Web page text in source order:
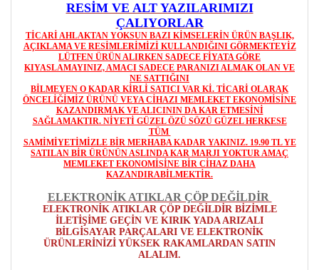
RESİM VE ALT YAZILARIMIZI
ÇALIYORLAR
TİCARİ AHLAKTAN YOKSUN BAZI KİMSELERİN ÜRÜN BAŞLIK,
AÇIKLAMA VE RESİMLERİMİZİ KULLANDIĞINI GÖRMEKTEYİZ
LÜTFEN ÜRÜN ALIRKEN SADECE FİYATA GÖRE
KIYASLAMAYINIZ, AMACI SADECE PARANIZI ALMAK OLAN VE
NE SATTIĞINI
BİLMEYEN O KADAR KİRLİ SATICI VAR Kİ. TİCARİ OLARAK
ÖNCELİĞİMİZ ÜRÜNÜ VEYA CİHAZI MEMLEKET EKONOMİSİNE
KAZANDIRMAK VE ALICININ DA KAR ETMESİNİ
SAĞLAMAKTIR. NİYETİ GÜZEL ÖZÜ SÖZÜ GÜZEL HERKESE
TÜM
SAMİMİYETİMİZLE BİR MERHABA KADAR YAKINIZ. 19.90 TL YE
SATILAN BİR ÜRÜNÜN ASLINDA KAR MARJI YOKTUR AMAÇ
MEMLEKET EKONOMİSİNE BİR CİHAZ DAHA
KAZANDIRABİLMEKTİR.
ELEKTRONİK ATIKLAR ÇÖP DEĞİLDİR
ELEKTRONİK ATIKLAR ÇÖP DEĞİLDİR BİZİMLE
İLETİŞİME GEÇİN VE KIRIK YADA ARIZALI
BİLGİSAYAR PARÇALARI VE ELEKTRONİK
ÜRÜNLERİNİZİ YÜKSEK RAKAMLARDAN SATIN
ALALIM.